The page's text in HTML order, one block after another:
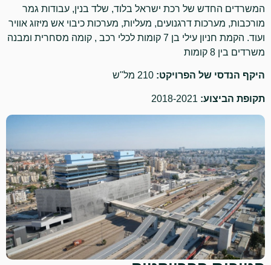
המשרדים החדש של רכת ישראל בלוד, שלד בנין, עבודות גמר
מורכבות, מערכות דרגנועים, מעליות, מערכות כיבוי אש מיזוג אוויר
ועוד. הקמת חניון עילי בן 7 קומות לכלי רכב , קומה מסחרית ומבנה
משרדים בין 8 קומות
היקף הנדסי של הפרויקט:
תקופת הביצוע: 2018-2021